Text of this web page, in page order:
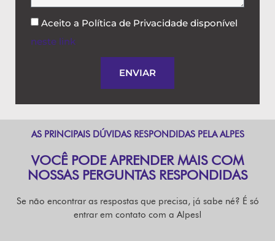
Aceito a Política de Privacidade disponível
neste link
ENVIAR
AS PRINCIPAIS DÚVIDAS RESPONDIDAS PELA ALPES
VOCÊ PODE APRENDER MAIS COM
NOSSAS PERGUNTAS RESPONDIDAS
Se não encontrar as respostas que precisa, já sabe né? É só
entrar em contato com a Alpes!